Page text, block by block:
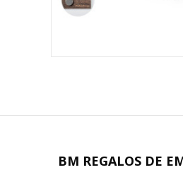
BM REGALOS DE